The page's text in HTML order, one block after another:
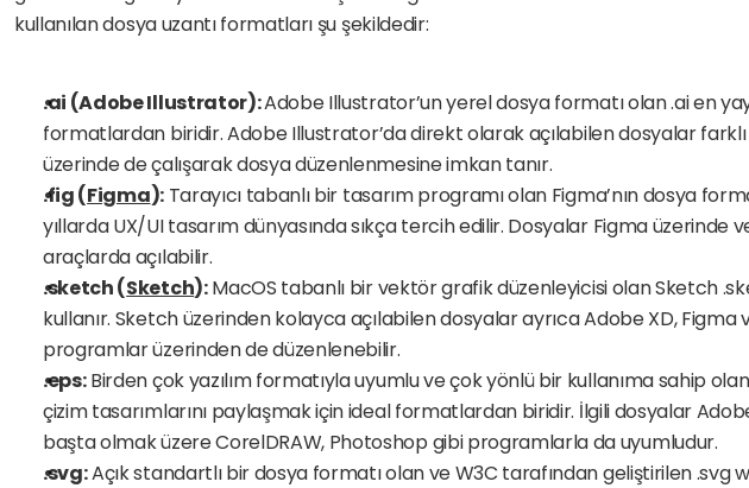
kullanılan dosya uzantı formatları şu şekildedir:
.ai (Adobe Illustrator): Adobe Illustrator’un yerel dosya formatı olan .ai en
formatlardan biridir. Adobe Illustrator’da direkt olarak açılabilen dosyalar farklı
üzerinde de çalışarak dosya düzenlenmesine imkan tanır.
.fig (Figma): Tarayıcı tabanlı bir tasarım programı olan Figma’nın dosya
yıllarda UX/UI tasarım dünyasında sıkça tercih edilir. Dosyalar Figma üzerinde
araçlarda açılabilir.
.sketch (Sketch): MacOS tabanlı bir vektör grafik düzenleyicisi olan Sketch
kullanır. Sketch üzerinden kolayca açılabilen dosyalar ayrıca Adobe XD, Figma
programlar üzerinden de düzenlenebilir.
.eps: Birden çok yazılım formatıyla uyumlu ve çok yönlü bir kullanıma sahip
çizim tasarımlarını paylaşmak için ideal formatlardan biridir. İlgili dosyalar
başta olmak üzere CorelDRAW, Photoshop gibi programlarla da uyumludur.
.svg: Açık standartlı bir dosya formatı olan ve W3C tarafından geliştirilen .svg